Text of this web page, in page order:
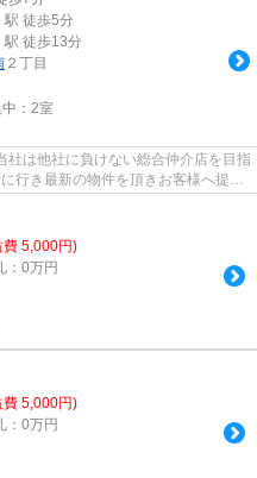
駅 徒歩5分
駅 徒歩13分
２丁目
： 2室
社は他社に負けない総合仲介店を目指
行き最新の物件を頂きお客様へ提供
費 5,000円)
：0万円
費 5,000円)
：0万円